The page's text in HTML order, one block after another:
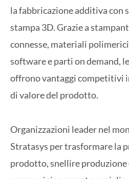
la fabbricazione additiva con
stampa 3D. Grazie a
connesse, materiali
software e parti on demand,
offrono vantaggi competitivi
di valore del prodotto.
Organizzazioni leader nel
Stratasys per trasformare la
prodotto, snellire produzione